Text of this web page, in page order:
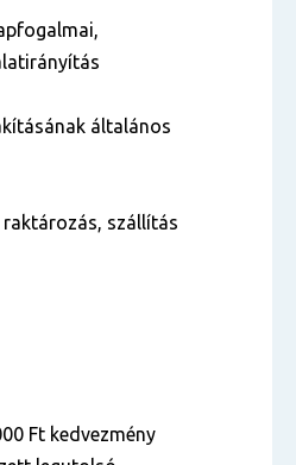
általános
szállítás
Ft kedvezmény